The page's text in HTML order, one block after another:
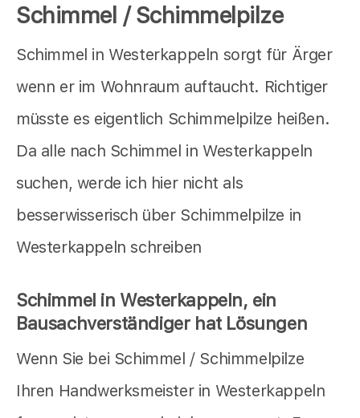
Schimmel / Schimmelpilze
Schimmel in Westerkappeln sorgt für Ärger
wenn er im Wohnraum auftaucht. Richtiger
müsste es eigentlich Schimmelpilze heißen.
Da alle nach Schimmel in Westerkappeln
suchen, werde ich hier nicht als
besserwisserisch über Schimmelpilze in
Westerkappeln schreiben
Schimmel in Westerkappeln, ein
Bausachverständiger hat Lösungen
Wenn Sie bei Schimmel / Schimmelpilze
Ihren Handwerksmeister in Westerkappeln